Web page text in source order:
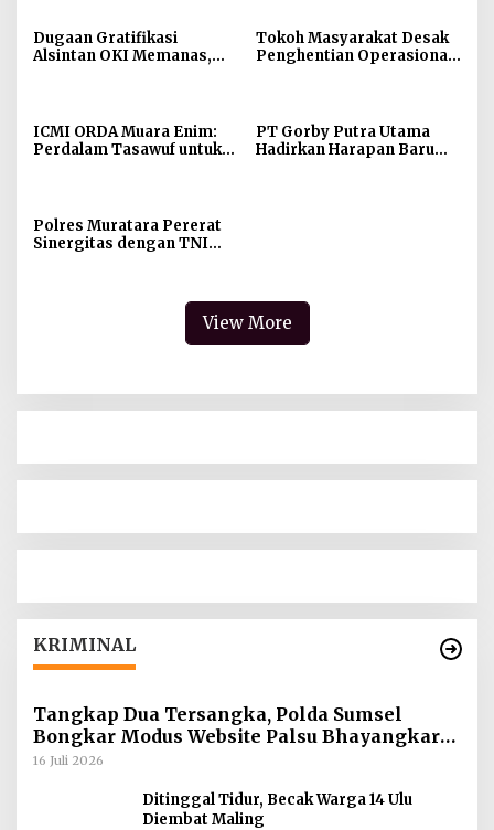
Dugaan Gratifikasi
Alsintan OKI Memanas,
Tokoh Masyarakat Desak
Penghentian Operasional
ICMI ORDA Muara Enim:
Perdalam Tasawuf untuk
PT Gorby Putra Utama
Hadirkan Harapan Baru
Polres Muratara Pererat
Sinergitas dengan TNI
View More
KRIMINAL
Tangkap Dua Tersangka, Polda Sumsel
Bongkar Modus Website Palsu Bhayangkara
Run
16 Juli 2026
Ditinggal Tidur, Becak Warga 14 Ulu
Diembat Maling